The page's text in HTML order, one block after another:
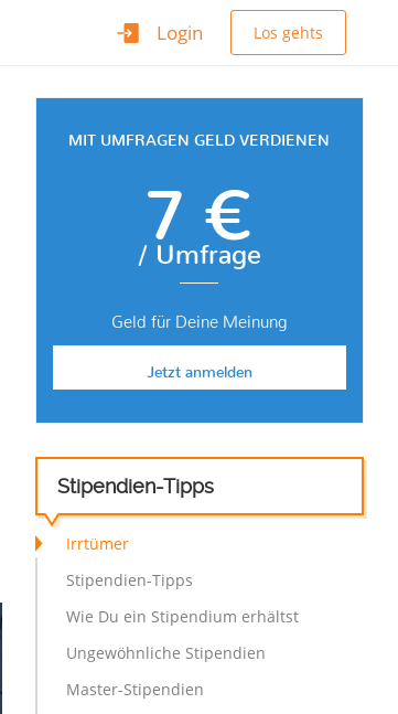
Login Los gehts
MIT UMFRAGEN GELD VERDIENEN
7 €
/ Umfrage
Geld für Deine Meinung
Jetzt anmelden
Stipendien-Tipps
Irrtümer
Stipendien-Tipps
Wie Du ein Stipendium erhältst
Ungewöhnliche Stipendien
Master-Stipendien